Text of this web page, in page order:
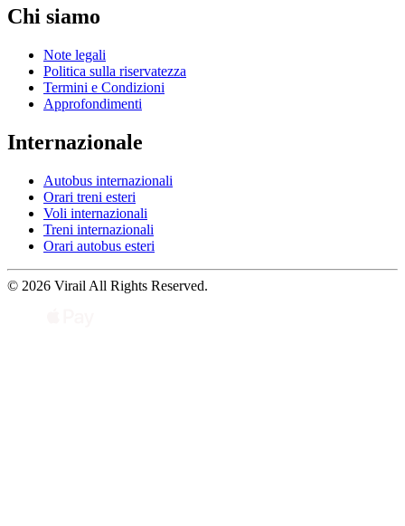
Chi siamo
Note legali
Politica sulla riservatezza
Termini e Condizioni
Approfondimenti
Internazionale
Autobus internazionali
Orari treni esteri
Voli internazionali
Treni internazionali
Orari autobus esteri
© 2026 Virail All Rights Reserved.